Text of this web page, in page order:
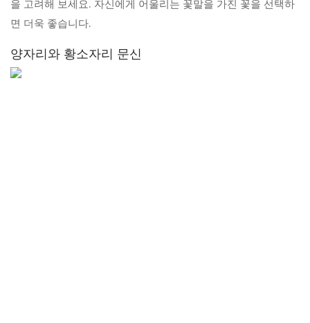
을 고려해 보세요. 자신에게 어울리는 꽃말을 가진 꽃을 선택하
면 더욱 좋습니다.
양자리와 황소자리 문신